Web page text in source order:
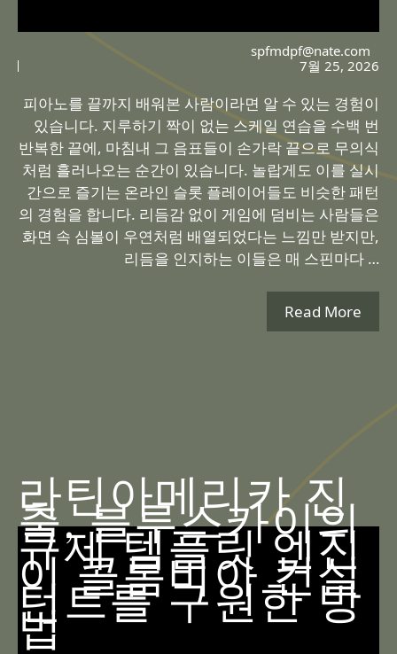
spfmdpf@nate.com
7월 25, 2026
피아노를 끝까지 배워본 사람이라면 알 수 있는 경험이
있습니다. 지루하기 짝이 없는 스케일 연습을 수백 번
반복한 끝에, 마침내 그 음표들이 손가락 끝으로 무의식
처럼 흘러나오는 순간이 있습니다. 놀랍게도 이를 실시
간으로 즐기는 온라인 슬롯 플레이어들도 비슷한 패턴
의 경험을 합니다. 리듬감 없이 게임에 덤비는 사람들은
화면 속 심볼이 우연처럼 배열되었다는 느낌만 받지만,
리듬을 인지하는 이들은 매 스핀마다 …
Read More
라틴아메리카 진
출, 블루스카이의
규제 템플릿 엔진
이 콜롬비아 컨설
턴트를 구원한 방
법